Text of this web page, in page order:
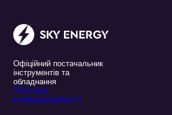
Офіційний постачальник
інструментів та
обладнання
*Політика
конфенденційності